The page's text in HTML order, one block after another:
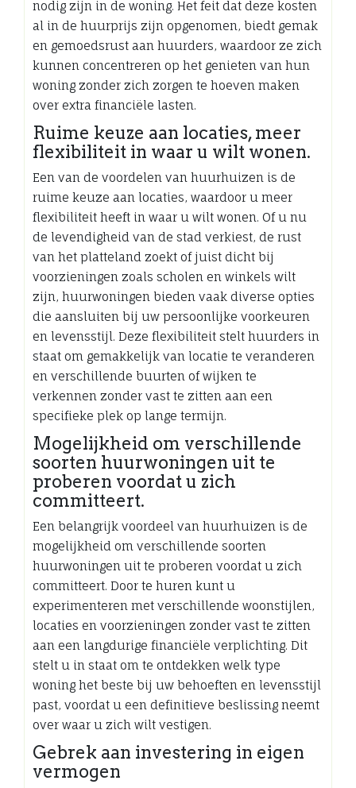
nodig zijn in de woning. Het feit dat deze kosten
al in de huurprijs zijn opgenomen, biedt gemak
en gemoedsrust aan huurders, waardoor ze zich
kunnen concentreren op het genieten van hun
woning zonder zich zorgen te hoeven maken
over extra financiële lasten.
Ruime keuze aan locaties, meer
flexibiliteit in waar u wilt wonen.
Een van de voordelen van huurhuizen is de
ruime keuze aan locaties, waardoor u meer
flexibiliteit heeft in waar u wilt wonen. Of u nu
de levendigheid van de stad verkiest, de rust
van het platteland zoekt of juist dicht bij
voorzieningen zoals scholen en winkels wilt
zijn, huurwoningen bieden vaak diverse opties
die aansluiten bij uw persoonlijke voorkeuren
en levensstijl. Deze flexibiliteit stelt huurders in
staat om gemakkelijk van locatie te veranderen
en verschillende buurten of wijken te
verkennen zonder vast te zitten aan een
specifieke plek op lange termijn.
Mogelijkheid om verschillende
soorten huurwoningen uit te
proberen voordat u zich
committeert.
Een belangrijk voordeel van huurhuizen is de
mogelijkheid om verschillende soorten
huurwoningen uit te proberen voordat u zich
committeert. Door te huren kunt u
experimenteren met verschillende woonstijlen,
locaties en voorzieningen zonder vast te zitten
aan een langdurige financiële verplichting. Dit
stelt u in staat om te ontdekken welk type
woning het beste bij uw behoeften en levensstijl
past, voordat u een definitieve beslissing neemt
over waar u zich wilt vestigen.
Gebrek aan investering in eigen
vermogen